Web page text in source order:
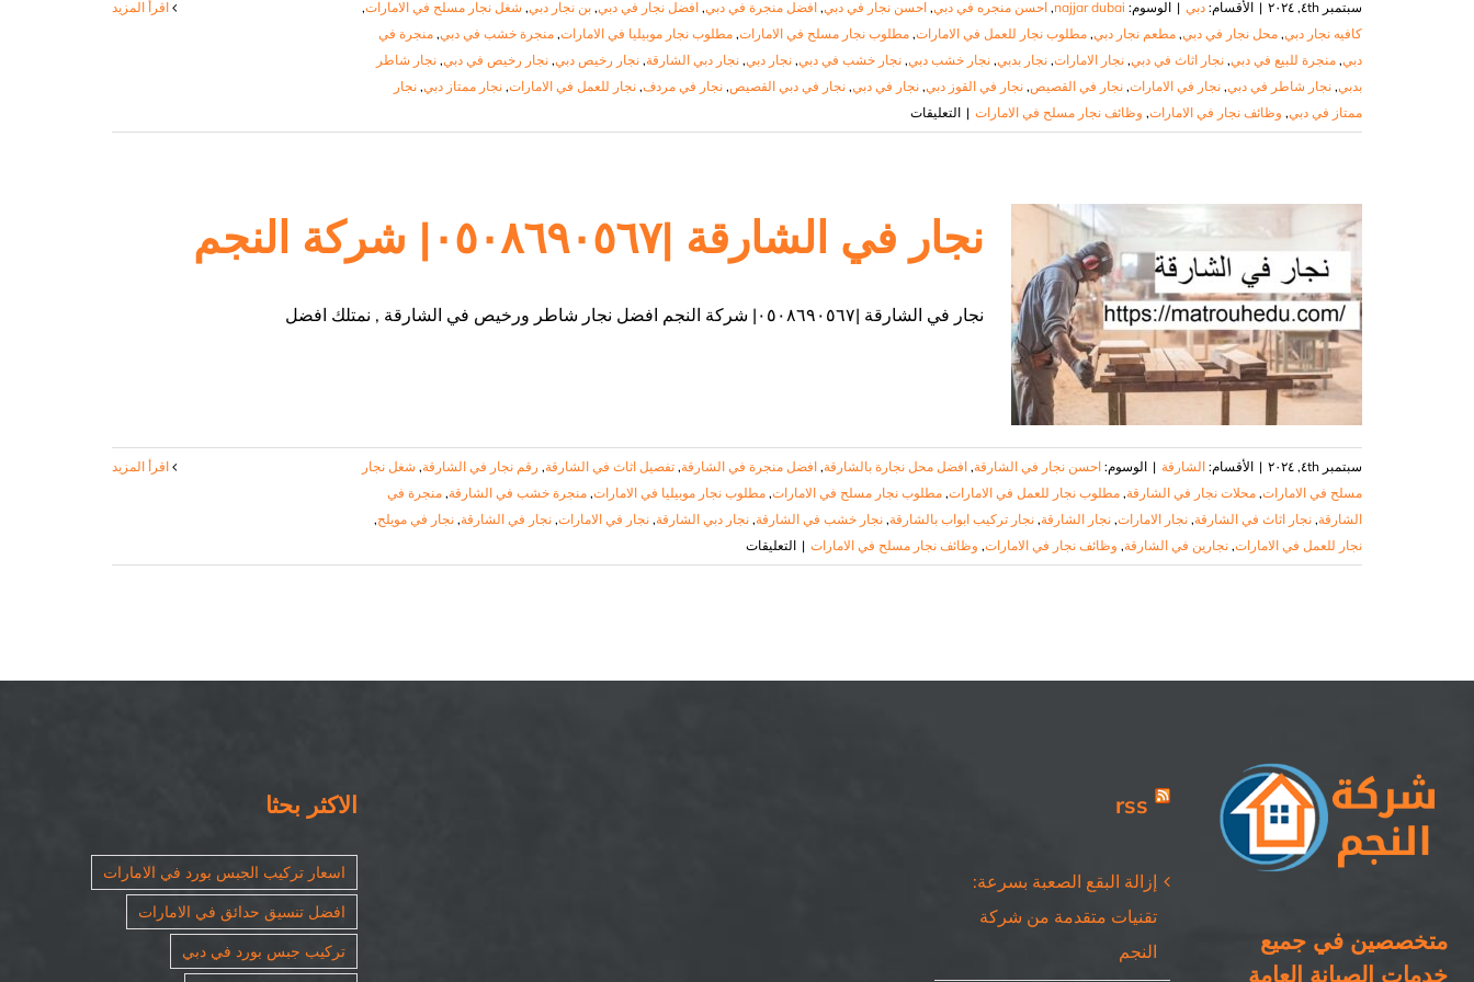
سبتمبر ٤th, ٢٠٢٤ | الأقسام: دبي | الوسوم: najjar dubai
, احسن منجره في دبي, احسن نجار في دبي, افضل منجرة في دبي, افضل نجار في دبي, بن نجار دبي, شغل نجار مسلح في الامارات,
كافيه نجار دبي, محل نجار في دبي, مطعم نجار دبي, مطلوب نجار للعمل في الامارات, مطلوب نجار مسلح في الامارات, مطلوب نجار موبيليا في الامارات, منجرة خشب في دبي, منجرة في
دبي, منجرة للبيع في دبي, نجار اثاث في دبي, نجار الامارات, نجار بدبي, نجار خشب دبي, نجار خشب في دبي, نجار دبي, نجار دبي الشارقة, نجار رخيص دبي, نجار رخيص في دبي, نجار شاطر
بدبي, نجار شاطر في دبي, نجار في الامارات, نجار في القصيص, نجار في القوز دبي, نجار في دبي, نجار في دبي القصيص, نجار في مردف, نجار للعمل في الامارات, نجار ممتاز دبي, نجار
ممتاز في دبي, وظائف نجار في الامارات, وظائف نجار مسلح في الامارات | التعليقاتعلى
نجار
٠٥٠٨٦٩٠٥٦٧|
نجار
مغلقة
نجار في الشارقة |٠٥٠٨٦٩٠٥٦٧| شركة النجم
نجار في الشارقة |٠٥٠٨٦٩٠٥٦٧| شركة النجم افضل نجار شاطر ورخيص في الشارقة , نمتلك افضل
سبتمبر ٤th, ٢٠٢٤ | الأقسام: الشارقة | الوسوم: احسن نجار في الشارقة, افضل محل نجارة بالشارقة, افضل منجرة في الشارقة, تفصيل اثاث في الشارقة, رقم نجار في الشارقة, شغل نجار
مسلح في الامارات, محلات نجار في الشارقة, مطلوب نجار للعمل في الامارات, مطلوب نجار مسلح في الامارات, مطلوب نجار موبيليا في الامارات, منجرة خشب في الشارقة, منجرة في
الشارقة, نجار اثاث في الشارقة, نجار الامارات, نجار الشارقة, نجار تركيب ابواب بالشارقة, نجار خشب في الشارقة, نجار دبي الشارقة, نجار في الامارات, نجار في الشارقة, نجار في مويلح,
نجار للعمل في الامارات, نجارين في الشارقة, وظائف نجار في الامارات, وظائف نجار مسلح في الامارات | التعليقاتعلى
نجار
متخصصين في جميع
خدمات الصيانة العامة
rss
إزالة البقع الصعبة بسرعة:
تقنيات متقدمة من شركة
النجم
الاكثر بحثا
اسعار تركيب الجبس بورد في الامارات
افضل تنسيق حدائق في الامارات
تركيب جبس بورد في دبي